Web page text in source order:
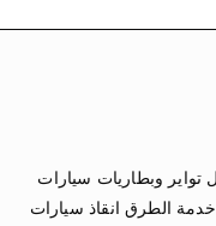
خدمة المساعدة على الطريق 50805535 خدمة الطرق انقاذ سيارات